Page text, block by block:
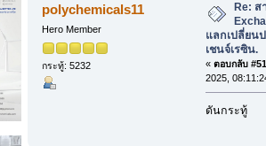
polychemicals11
Hero Member
กระทู้: 5232
Re: ส
แลกเปลี่ยน
เชนจ์เรซิน.
« ตอบกลับ
2025,
ดันกระทู้